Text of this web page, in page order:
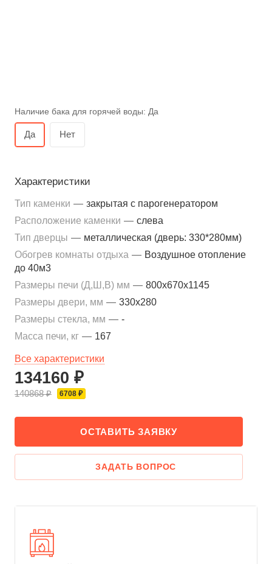
Наличие бака для горячей воды: Да
Да Нет
Характеристики
Тип каменки — закрытая с парогенератором
Расположение каменки — слева
Тип дверцы — металлическая (дверь: 330*280мм)
Обогрев комнаты отдыха — Воздушное отопление
до 40м3
Размеры печи (Д,Ш,В) мм — 800x670x1145
Размеры двери, мм — 330x280
Размеры стекла, мм — -
Масса печи, кг — 167
Все характеристики
134160 ₽
140868 ₽ 6708 ₽
ОСТАВИТЬ ЗАЯВКУ
ЗАДАТЬ ВОПРОС